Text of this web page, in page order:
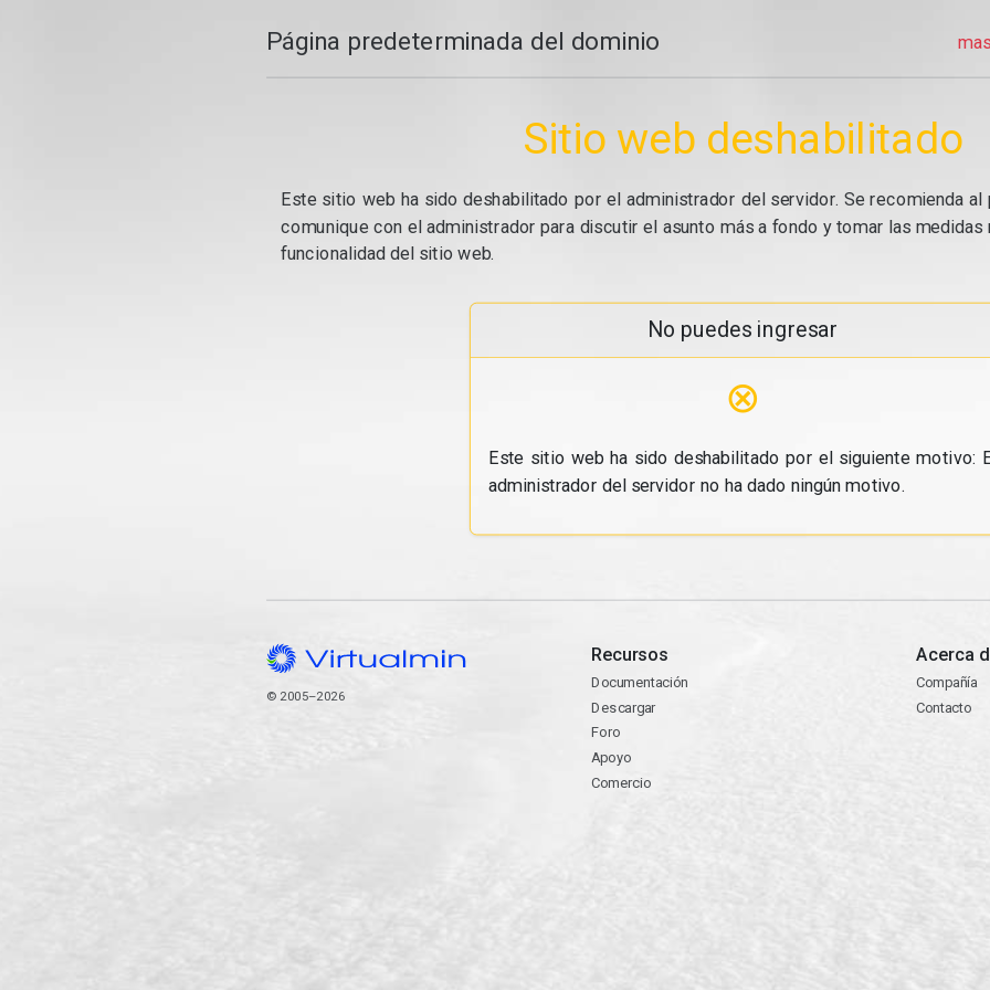
Página predeterminada del dominio
Sitio web deshabilitado
Este sitio web ha sido deshabilitado por el administrador del servidor. Se recomienda
comunique con el administrador para discutir el asunto más a fondo y tomar las medidas
funcionalidad del sitio web.
No puedes ingresar
⊗
Este sitio web ha sido deshabilitado por el siguiente motivo:
administrador del servidor no ha dado ningún motivo.
© 2005–2026
Recursos
Documentación
Descargar
Foro
Apoyo
Comercio
Acerca
Compañía
Contacto